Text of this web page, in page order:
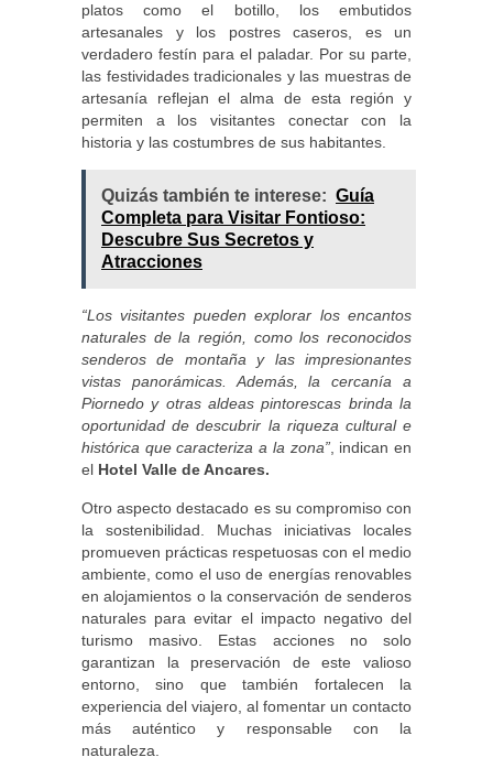
platos como el botillo, los embutidos
artesanales y los postres caseros, es un
verdadero festín para el paladar. Por su parte,
las festividades tradicionales y las muestras de
artesanía reflejan el alma de esta región y
permiten a los visitantes conectar con la
historia y las costumbres de sus habitantes.
Quizás también te interese: Guía
Completa para Visitar Fontioso:
Descubre Sus Secretos y
Atracciones
“Los visitantes pueden explorar los encantos
naturales de la región, como los reconocidos
senderos de montaña y las impresionantes
vistas panorámicas. Además, la cercanía a
Piornedo y otras aldeas pintorescas brinda la
oportunidad de descubrir la riqueza cultural e
histórica que caracteriza a la zona”, indican en
el Hotel Valle de Ancares.
Otro aspecto destacado es su compromiso con
la sostenibilidad. Muchas iniciativas locales
promueven prácticas respetuosas con el medio
ambiente, como el uso de energías renovables
en alojamientos o la conservación de senderos
naturales para evitar el impacto negativo del
turismo masivo. Estas acciones no solo
garantizan la preservación de este valioso
entorno, sino que también fortalecen la
experiencia del viajero, al fomentar un contacto
más auténtico y responsable con la
naturaleza.